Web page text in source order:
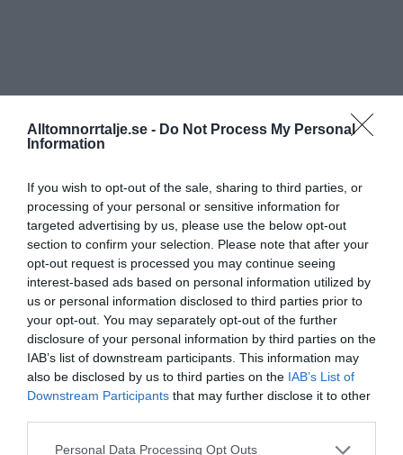
Alltomnorrtalje.se - Do Not Process My Personal
Information
If you wish to opt-out of the sale, sharing to third parties, or
processing of your personal or sensitive information for
targeted advertising by us, please use the below opt-out
section to confirm your selection. Please note that after your
opt-out request is processed you may continue seeing
interest-based ads based on personal information utilized by
us or personal information disclosed to third parties prior to
your opt-out. You may separately opt-out of the further
disclosure of your personal information by third parties on the
IAB’s list of downstream participants. This information may
also be disclosed by us to third parties on the IAB’s List of
Downstream Participants that may further disclose it to other
Personal Data Processing Opt Outs